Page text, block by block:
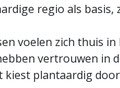
regio als
voelen zich thuis
vertrouwen in
kiest plantaardig